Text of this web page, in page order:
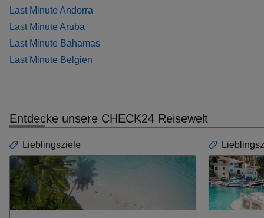
Last Minute Andorra
Last Minute Aruba
Last Minute Bahamas
Last Minute Belgien
Entdecke unsere CHECK24 Reisewelt
Lieblingsziele